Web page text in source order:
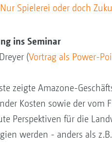
Spielerei oder doch
ins Seminar
(Vortrag als Power-
zeigte Amazone-
Kosten sowie der
Perspektiven für die
werden - anders als